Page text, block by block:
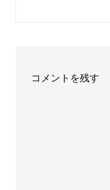
コメントを残す